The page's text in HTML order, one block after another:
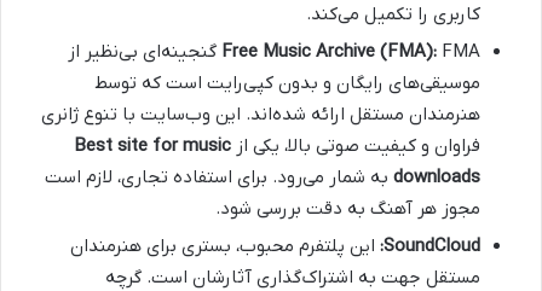
کاربری را تکمیل می‌کند.
Free Music Archive (FMA): FMA گنجینه‌ای بی‌نظیر از
موسیقی‌های رایگان و بدون کپی‌رایت است که توسط
هنرمندان مستقل ارائه شده‌اند. این وب‌سایت با تنوع ژانری
فراوان و کیفیت صوتی بالا، یکی از Best site for music
downloads به شمار می‌رود. برای استفاده تجاری، لازم است
مجوز هر آهنگ به دقت بررسی شود.
SoundCloud: این پلتفرم محبوب، بستری برای هنرمندان
مستقل جهت به اشتراک‌گذاری آثارشان است. گرچه